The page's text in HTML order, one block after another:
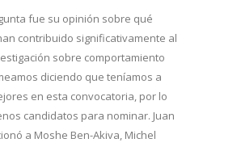
fue su opinión sobre qué
contribuido significativamente al
sobre comportamiento
diciendo que teníamos a
en esta convocatoria, por lo
candidatos para nominar. Juan
a Moshe Ben-Akiva, Michel